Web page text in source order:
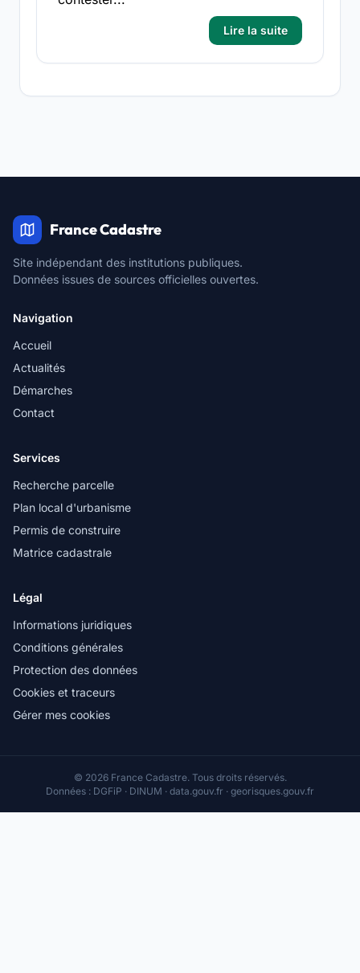
Lire la suite
France Cadastre
Site indépendant des institutions publiques.
Données issues de sources officielles ouvertes.
Navigation
Accueil
Actualités
Démarches
Contact
Services
Recherche parcelle
Plan local d'urbanisme
Permis de construire
Matrice cadastrale
Légal
Informations juridiques
Conditions générales
Protection des données
Cookies et traceurs
Gérer mes cookies
© 2026 France Cadastre. Tous droits réservés.
Données : DGFiP · DINUM · data.gouv.fr · georisques.gouv.fr